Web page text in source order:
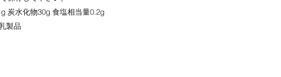
炭水化物30g 食塩相当量0.2g
製品